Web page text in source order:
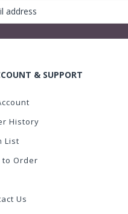
& SUPPORT
History
List
to Order
Us